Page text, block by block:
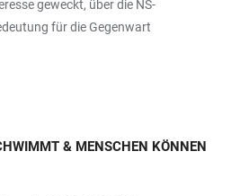
geweckt, über die NS-
für die Gegenwart
& MENSCHEN KÖNNEN